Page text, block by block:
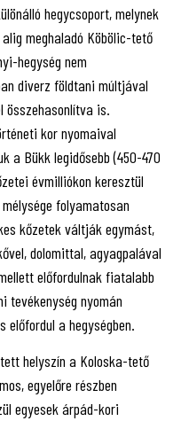
hegycsoport, melynek
meghaladó Köbölic-tető
hegység nem
diverz földtani múltjával
összehasonlítva is.
kor nyomaival
a Bükk legidősebb (450-470
évmilliókon keresztül
folyamatosan
kőzetek váltják egymást,
dolomittal, agyagpalával
előfordulnak fiatalabb
tevékenység nyomán
a hegységben.
helyszín a Koloska-tető
egyelőre részben
egyesek árpád-kori